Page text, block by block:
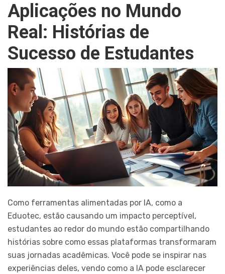
Aplicações no Mundo
Real: Histórias de
Sucesso de Estudantes
Como ferramentas alimentadas por IA, como a
Eduotec, estão causando um impacto perceptível,
estudantes ao redor do mundo estão compartilhando
histórias sobre como essas plataformas transformaram
suas jornadas acadêmicas. Você pode se inspirar nas
experiências deles, vendo como a IA pode esclarecer